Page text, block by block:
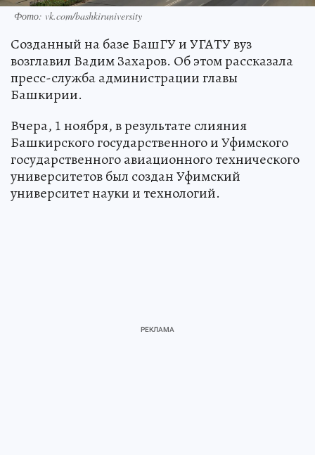
Фото: vk.com/bashkiruniversity
Созданный на базе БашГУ и УГАТУ вуз
возглавил Вадим Захаров. Об этом рассказала
пресс-служба администрации главы
Башкирии.
Вчера, 1 ноября, в результате слияния
Башкирского государственного и Уфимского
государственного авиационного технического
университетов был создан Уфимский
университет науки и технологий.